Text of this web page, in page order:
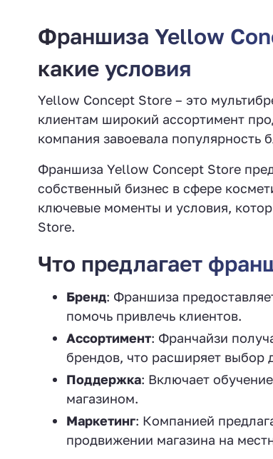
Франшиза Yellow
какие условия
Yellow Concept Store – это
клиентам широкий ассортимент
компания завоевала популярность
Франшиза Yellow Concept Store
собственный бизнес в сфере
ключевые моменты и условия,
Store.
Что предлагает
Бренд: Франшиза
помочь привлечь клиентов.
Ассортимент: Франчайзи
брендов, что расширяет выбор
Поддержка: Включает
магазином.
Маркетинг: Компанией
продвижении магазина на